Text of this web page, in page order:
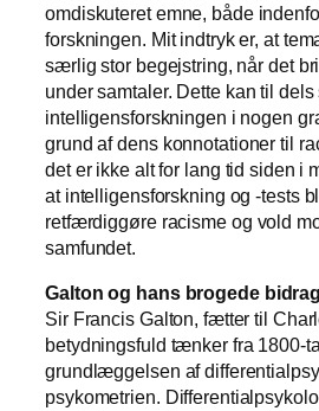
omdiskuteret emne, både
forskningen. Mit indtryk er, at
særlig stor begejstring, når det
under samtaler. Dette kan til
intelligensforskningen i nogen
grund af dens konnotationer til
det er ikke alt for lang tid siden i
at intelligensforskning og -tests
retfærdiggøre racismeog vold
samfundet.
Galton og hans brogede bidrag
Sir Francis Galton, fætter til
betydningsfuld tænker fra 1800-
grundlæggelsen af
psykometrien.